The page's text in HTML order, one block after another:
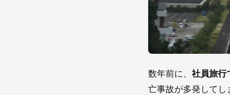
数年前に、 社員旅行
亡事故が多発してし